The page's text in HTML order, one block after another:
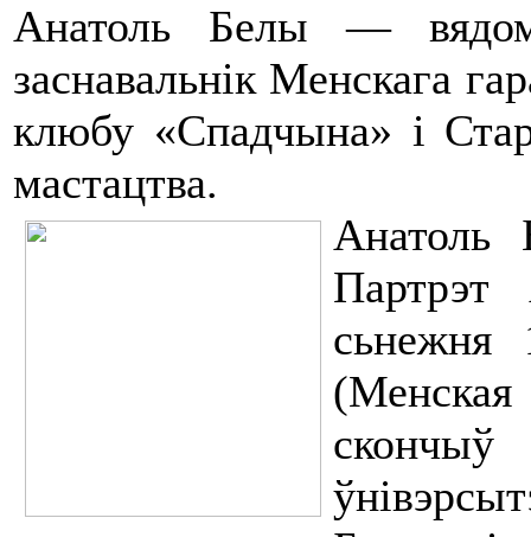
Анатоль Белы —
заснавальнік Менскага
клюбу «Спадчына» і
мастацтва.
Анатоль
Партрэт
сьнежня